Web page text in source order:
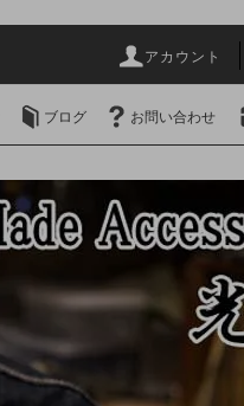
アカウント
ブログ お問い合わせ